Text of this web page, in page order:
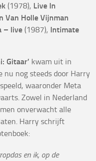
(1978), Live In
Van Holle Vijnman
– live (1987), Intimate
Gitaar’ kwam uit in
nu nog steeds door Harry
waaronder Meta
Zowel in Nederland
onverwacht alle
Harry schrijft
en ik, op de